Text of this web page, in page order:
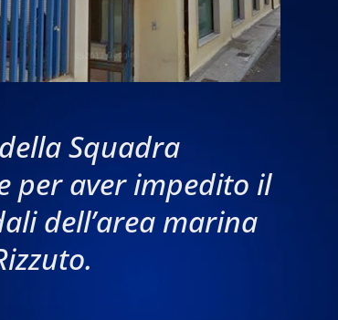
Squadra
per aver impedito il
dell’area marina